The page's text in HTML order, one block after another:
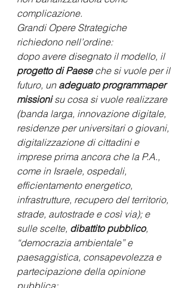
complicazione.
Grandi Opere Strategiche
richiedono nell’ordine:
dopo avere disegnato il modello, il
progetto di Paese che si vuole per il
futuro, un adeguato programmaper
missioni su cosa si vuole realizzare
(banda larga, innovazione digitale,
residenze per universitari o giovani,
digitalizzazione di cittadini e
imprese prima ancora che la P.A.,
come in Israele, ospedali,
efficientamento energetico,
infrastrutture, recupero del territorio,
strade, autostrade e così via); e
sulle scelte, dibattito pubblico,
“democrazia ambientale” e
paesaggistica, consapevolezza e
partecipazione della opinione
pubblica;